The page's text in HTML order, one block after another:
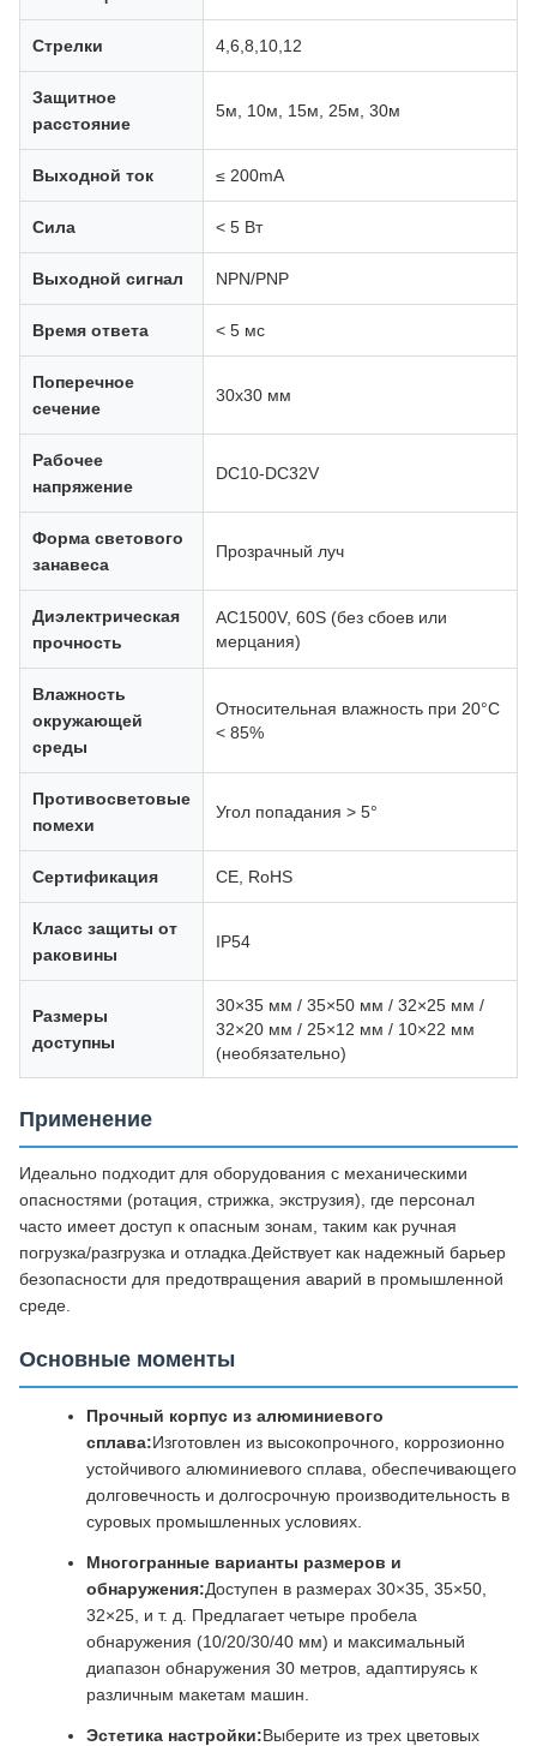
Стрелки 4,6,8,10,12
Защитное
расстояние
5м, 10м, 15м, 25м, 30м
Выходной ток ≤ 200mA
Сила < 5 Вт
Выходной сигнал NPN/PNP
Время ответа < 5 мс
Поперечное
сечение
30х30 мм
Рабочее
напряжение
DC10-DC32V
Форма светового
занавеса
Прозрачный луч
Диэлектрическая
прочность
AC1500V, 60S (без сбоев или
мерцания)
Влажность
окружающей
среды
Относительная влажность при 20°C
< 85%
Противосветовые
помехи
Угол попадания > 5°
Сертификация CE, RoHS
Класс защиты от
раковины
IP54
Размеры
доступны
30×35 мм / 35×50 мм / 32×25 мм /
32×20 мм / 25×12 мм / 10×22 мм
(необязательно)
Применение
Идеально подходит для оборудования с механическими
опасностями (ротация, стрижка, экструзия), где персонал
часто имеет доступ к опасным зонам, таким как ручная
погрузка/разгрузка и отладка.Действует как надежный барьер
безопасности для предотвращения аварий в промышленной
среде.
Основные моменты
Прочный корпус из алюминиевого
сплава:Изготовлен из высокопрочного, коррозионно
устойчивого алюминиевого сплава, обеспечивающего
долговечность и долгосрочную производительность в
суровых промышленных условиях.
Многогранные варианты размеров и
обнаружения:Доступен в размерах 30×35, 35×50,
32×25, и т. д. Предлагает четыре пробела
обнаружения (10/20/30/40 мм) и максимальный
диапазон обнаружения 30 метров, адаптируясь к
различным макетам машин.
Эстетика настройки:Выберите из трех цветовых